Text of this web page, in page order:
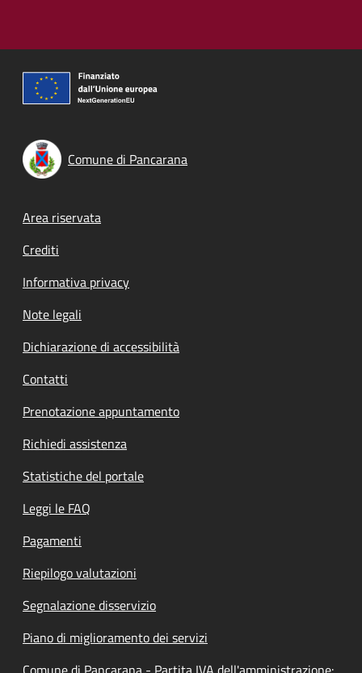
Comune di Pancarana
Footer menu
Area riservata
Crediti
Informativa privacy
Note legali
Dichiarazione di accessibilità
Contatti
Prenotazione appuntamento
Richiedi assistenza
Statistiche del portale
Leggi le FAQ
Pagamenti
Riepilogo valutazioni
Segnalazione disservizio
Piano di miglioramento dei servizi